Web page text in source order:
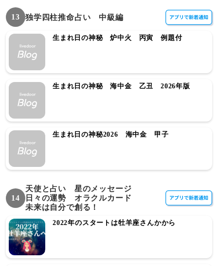
13 独学四柱推命占い 中級編
生まれ日の神秘 炉中火 丙寅 例題付
生まれ日の神秘 海中金 乙丑 2026年版
生まれ日の神秘2026 海中金 甲子
14
天使と占い 星のメッセージ
日々の運勢 オラクルカード
未来は自分で創る！
2022年のスタートは牡羊座さんかから